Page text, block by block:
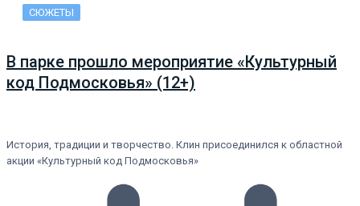
СЮЖЕТЫ
В парке прошло мероприятие «Культурный
код Подмосковья» (12+)
История, традиции и творчество. Клин присоединился к областной
акции «Культурный код Подмосковья»